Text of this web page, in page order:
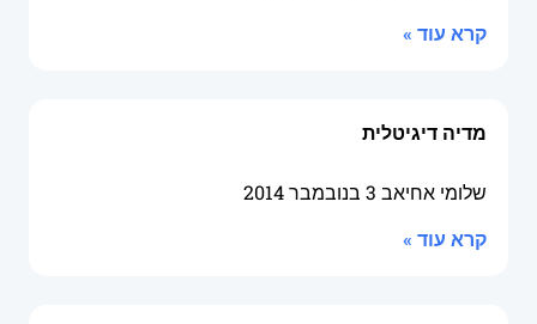
קרא עוד »
מדיה דיגיטלית
שלומי אחיאב 3 בנובמבר 2014
קרא עוד »